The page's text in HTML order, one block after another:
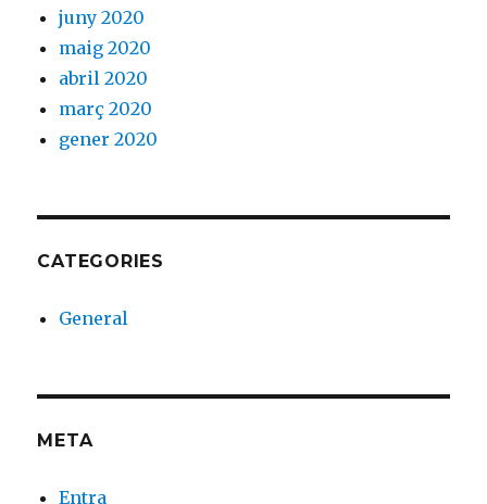
juny 2020
maig 2020
abril 2020
març 2020
gener 2020
CATEGORIES
General
META
Entra